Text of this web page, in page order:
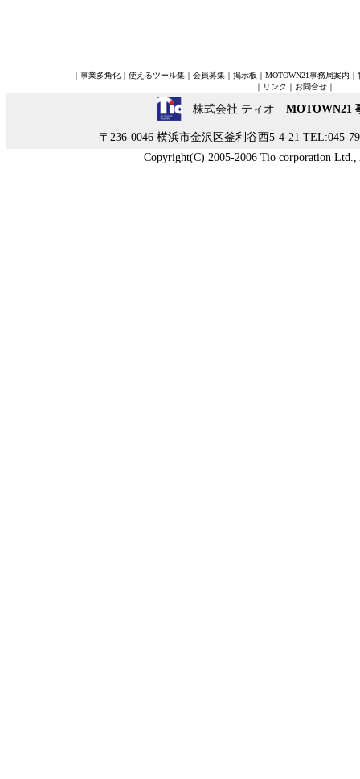
｜ 事業多角化 ｜ 使えるツール集 ｜ 会員募集 ｜ 掲示板 ｜ MOTOWN21事務局案内 ｜
｜ リンク ｜ お問合せ ｜
株式会社 ティオ MOTOWN21
〒236-0046 横浜市金沢区釜利谷西5-4-21 TEL:045-
Copyright(C) 2005-2006 Tio corporation